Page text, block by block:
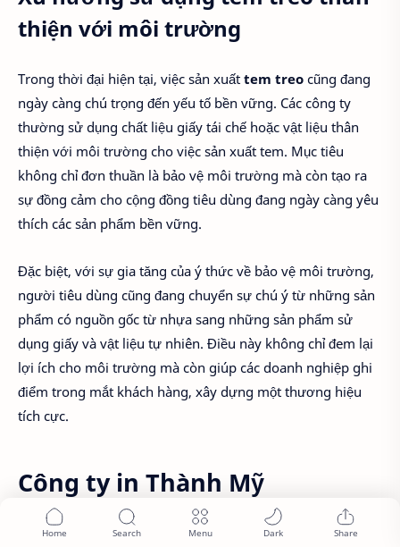
thiện với môi trường
Trong thời đại hiện tại, việc sản xuất tem treo cũng đang
ngày càng chú trọng đến yếu tố bền vững. Các công ty
thường sử dụng chất liệu giấy tái chế hoặc vật liệu thân
thiện với môi trường cho việc sản xuất tem. Mục tiêu
không chỉ đơn thuần là bảo vệ môi trường mà còn tạo ra
sự đồng cảm cho cộng đồng tiêu dùng đang ngày càng yêu
thích các sản phẩm bền vững.
Đặc biệt, với sự gia tăng của ý thức về bảo vệ môi trường,
người tiêu dùng cũng đang chuyển sự chú ý từ những sản
phẩm có nguồn gốc từ nhựa sang những sản phẩm sử
dụng giấy và vật liệu tự nhiên. Điều này không chỉ đem lại
lợi ích cho môi trường mà còn giúp các doanh nghiệp ghi
điểm trong mắt khách hàng, xây dựng một thương hiệu
tích cực.
Công ty in Thành Mỹ